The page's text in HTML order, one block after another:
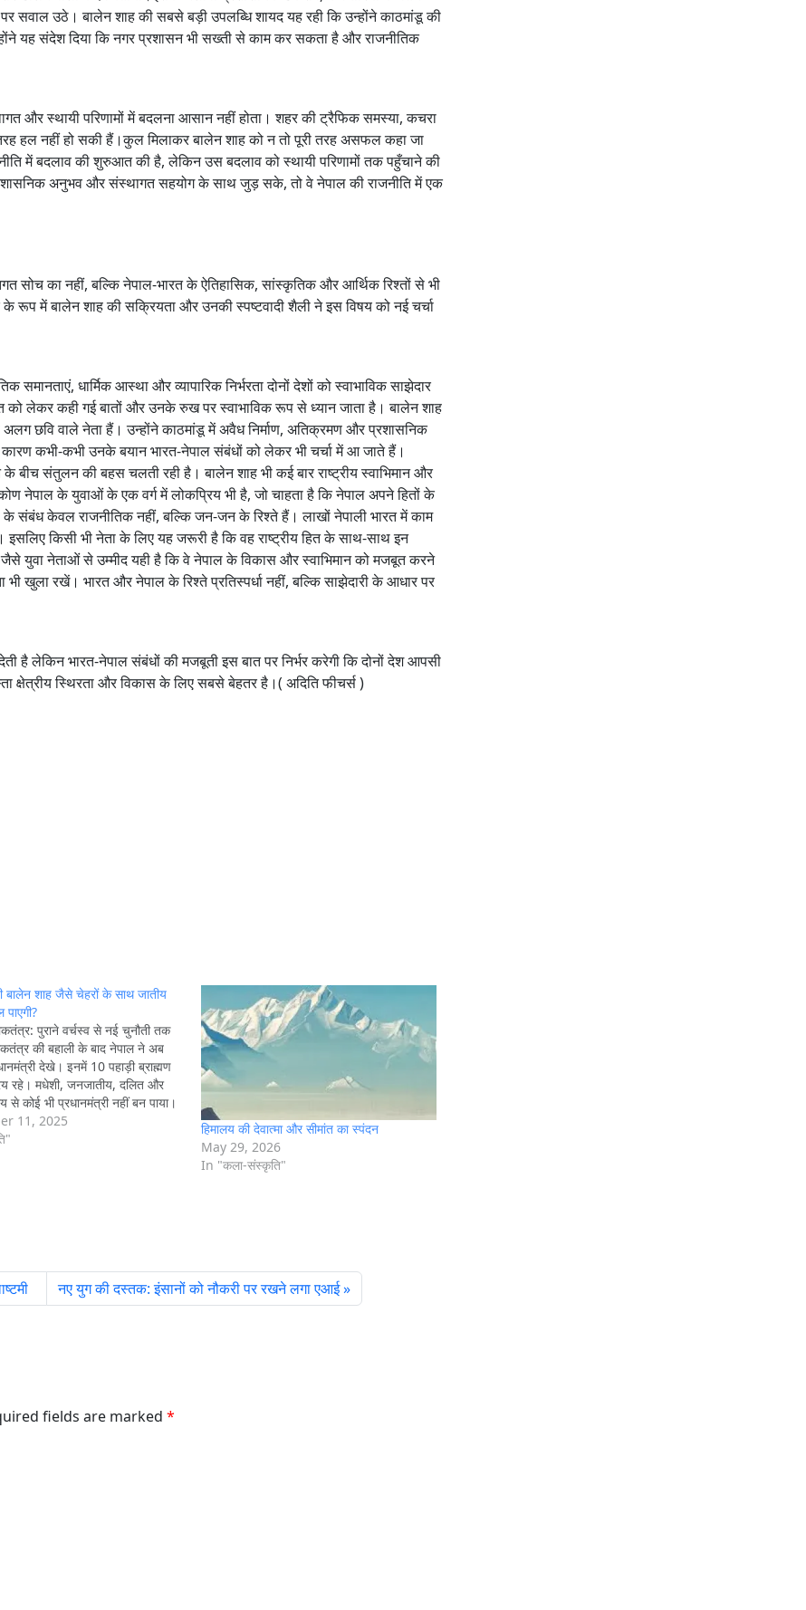
सवाल उठे। बालेन शाह की सबसे बड़ी उपलब्धि शायद यह रही कि उन्होंने काठमांडू की
यह संदेश दिया कि नगर प्रशासन भी सख्ती से काम कर सकता है और राजनीतिक
और स्थायी परिणामों में बदलना आसान नहीं होता। शहर की ट्रैफिक समस्या, कचरा
हल नहीं हो सकी हैं।कुल मिलाकर बालेन शाह को न तो पूरी तरह असफल कहा जा
में बदलाव की शुरुआत की है, लेकिन उस बदलाव को स्थायी परिणामों तक पहुँचाने की
अनुभव और संस्थागत सहयोग के साथ जुड़ सके, तो वे नेपाल की राजनीति में एक
सोच का नहीं, बल्कि नेपाल-भारत के ऐतिहासिक, सांस्कृतिक और आर्थिक रिश्तों से भी
रूप में बालेन शाह की सक्रियता और उनकी स्पष्टवादी शैली ने इस विषय को नई चर्चा
धार्मिक आस्था और व्यापारिक निर्भरता दोनों देशों को स्वाभाविक साझेदार
को लेकर कही गई बातों और उनके रुख पर स्वाभाविक रूप से ध्यान जाता है। बालेन शाह
छवि वाले नेता हैं। उन्होंने काठमांडू में अवैध निर्माण, अतिक्रमण और प्रशासनिक
कभी-कभी उनके बयान भारत-नेपाल संबंधों को लेकर भी चर्चा में आ जाते हैं।
संतुलन की बहस चलती रही है। बालेन शाह भी कई बार राष्ट्रीय स्वाभिमान और
नेपाल के युवाओं के एक वर्ग में लोकप्रिय भी है, जो चाहता है कि नेपाल अपने हितों के
संबंध केवल राजनीतिक नहीं, बल्कि जन-जन के रिश्ते हैं। लाखों नेपाली भारत में काम
किसी भी नेता के लिए यह जरूरी है कि वह राष्ट्रीय हित के साथ-साथ इन
युवा नेताओं से उम्मीद यही है कि वे नेपाल के विकास और स्वाभिमान को मजबूत करने
खुला रखें। भारत और नेपाल के रिश्ते प्रतिस्पर्धा नहीं, बल्कि साझेदारी के आधार पर
है लेकिन भारत-नेपाल संबंधों की मजबूती इस बात पर निर्भर करेगी कि दोनों देश आपसी
क्षेत्रीय स्थिरता और विकास के लिए सबसे बेहतर है।( अदिति फीचर्स )
बालेन शाह जैसे चेहरों के साथ जातीय
पुराने वर्चस्व से नई चुनौती तक
की बहाली के बाद नेपाल ने अब
देखे। इनमें 10 पहाड़ी ब्राह्मण
रहे। मधेशी, जनजातीय, दलित और
से कोई भी प्रधानमंत्री नहीं बन पाया।
में भी इन…
11, 2025
हिमालय की देवात्मा और सीमांत का स्पंदन
May 29, 2026
In "कला-संस्कृति"
नए युग की दस्तक: इंसानों को नौकरी पर रखने लगा एआई
fields are marked *